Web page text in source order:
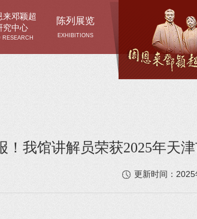
来邓颖超
究中心
RESEARCH
陈列展览
EXHIBITIONS
！我馆讲解员荣获2025年天
更新时间： 2025